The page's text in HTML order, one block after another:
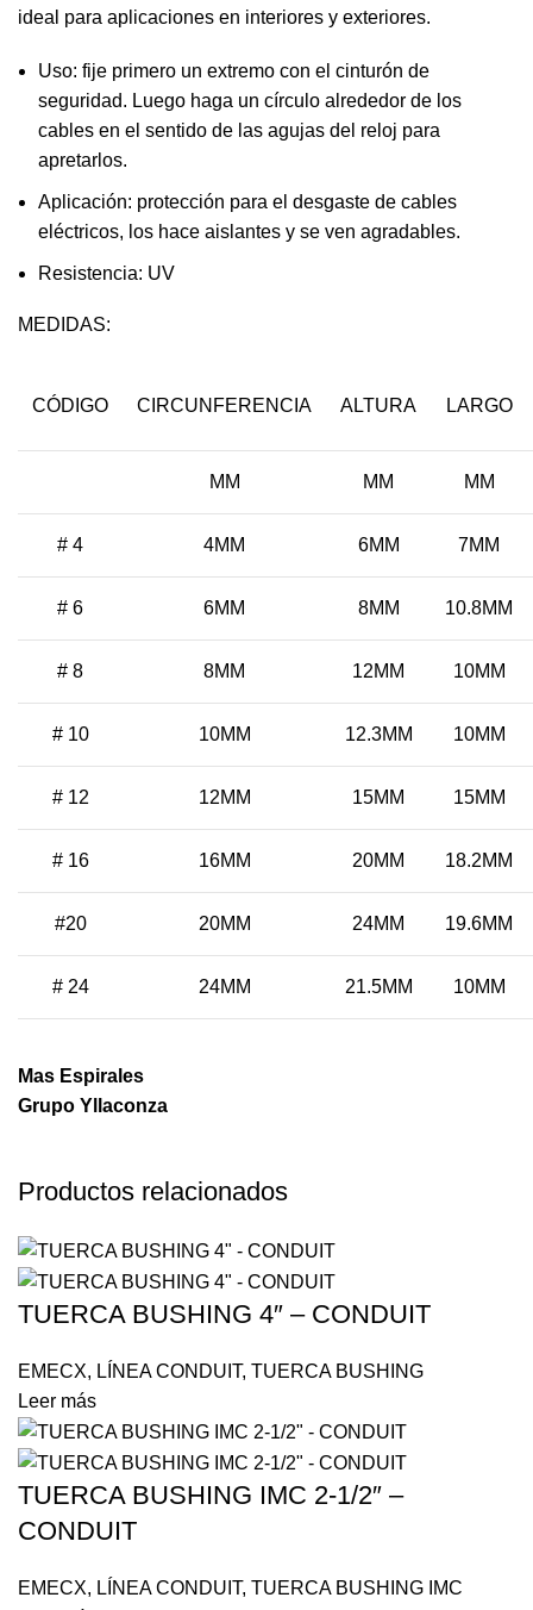
ideal para aplicaciones en interiores y exteriores.
Uso: fije primero un extremo con el cinturón de
seguridad. Luego haga un círculo alrededor de los
cables en el sentido de las agujas del reloj para
apretarlos.
Aplicación: protección para el desgaste de cables
eléctricos, los hace aislantes y se ven agradables.
Resistencia: UV
MEDIDAS:
CÓDIGO CIRCUNFERENCIA ALTURA LARGO
MM MM MM
# 4 4MM 6MM 7MM
# 6 6MM 8MM 10.8MM
# 8 8MM 12MM 10MM
# 10 10MM 12.3MM 10MM
# 12 12MM 15MM 15MM
# 16 16MM 20MM 18.2MM
#20 20MM 24MM 19.6MM
# 24 24MM 21.5MM 10MM
Mas Espirales
Grupo Yllaconza
Productos relacionados
TUERCA BUSHING 4″ – CONDUIT
EMECX, LÍNEA CONDUIT, TUERCA BUSHING
Leer más
TUERCA BUSHING IMC 2-1/2″ –
CONDUIT
EMECX, LÍNEA CONDUIT, TUERCA BUSHING IMC